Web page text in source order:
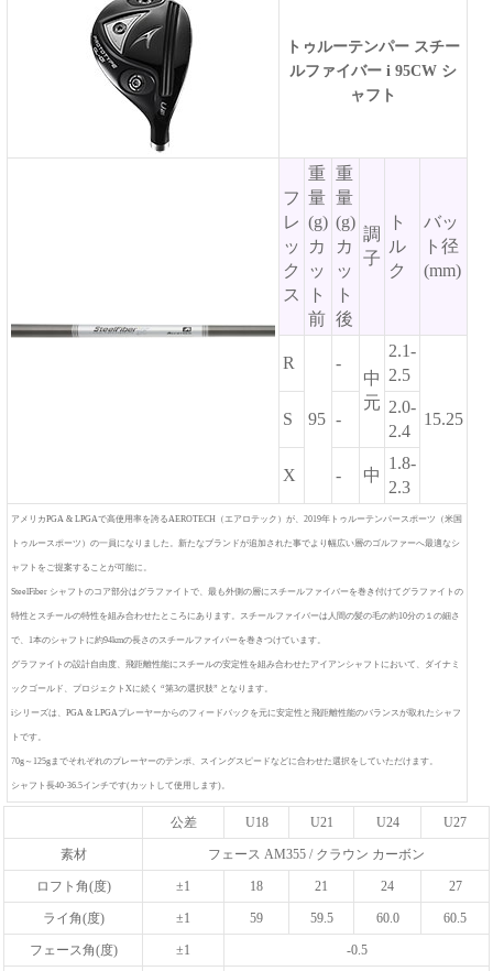
トゥルーテンパー スチー
ルファイバー i 95CW シ
ャフト
フ
レ
ッ
ク
ス
重
量
(g)
カ
ッ
ト
前
重
量
(g)
カ
ッ
ト
後
調
子
ト
ル
ク
バッ
ト径
(mm)
R
95
-
中
元
2.1-
2.5
15.25
S -
2.0-
2.4
X - 中
1.8-
2.3
アメリカPGA & LPGAで高使用率を誇るAEROTECH（エアロテック）が、2019年トゥルーテンパースポーツ（米国
トゥルースポーツ）の一員になりました。新たなブランドが追加された事でより幅広い層のゴルファーへ最適なシ
ャフトをご提案することが可能に。
SteelFiber シャフトのコア部分はグラファイトで、最も外側の層にスチールファイバーを巻き付けてグラファイトの
特性とスチールの特性を組み合わせたところにあります。スチールファイバーは人間の髪の毛の約10分の１の細さ
で、1本のシャフトに約94kmの長さのスチールファイバーを巻きつけています。
グラファイトの設計自由度、飛距離性能にスチールの安定性を組み合わせたアイアンシャフトにおいて、ダイナミ
ックゴールド、プロジェクトXに続く “第3の選択肢” となります。
iシリーズは、PGA & LPGAプレーヤーからのフィードバックを元に安定性と飛距離性能のバランスが取れたシャフ
トです。
70g～125gまでそれぞれのプレーヤーのテンポ、スイングスピードなどに合わせた選択をしていただけます。
シャフト長40-36.5インチです(カットして使用します)。
公差 U18 U21 U24 U27
素材 フェース AM355 / クラウン カーボン
ロフト角(度) ±1 18 21 24 27
ライ角(度) ±1 59 59.5 60.0 60.5
フェース角(度) ±1 -0.5